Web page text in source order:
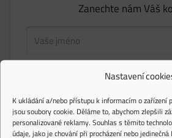
Nastavení
K ukládání a/nebo přístupu k informacím o zařízení
jsou soubory cookie. Děláme to, abychom zlepšili
personalizované reklamy. Souhlas s těmito
údaje, jako je chování při procházení nebo
Zanechte nám Váš